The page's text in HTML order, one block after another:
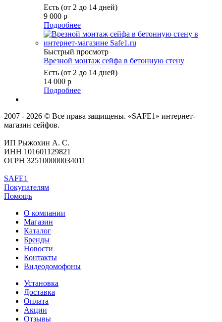
Есть (от 2 до 14 дней)
9 000 р
Подробнее
Быстрый просмотр
Врезной монтаж сейфа в бетонную стену
Есть (от 2 до 14 дней)
14 000 р
Подробнее
2007 - 2026 © Все права защищены. «SAFE1» интернет-
магазин сейфов.
ИП Рыжохин А. С.
ИНН 101601129821
ОГРН 325100000034011
SAFE1
Покупателям
Помощь
О компании
Магазин
Каталог
Бренды
Новости
Контакты
Видеодомофоны
Установка
Доставка
Оплата
Акции
Отзывы